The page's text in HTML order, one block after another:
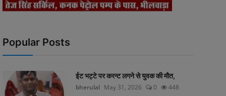
Popular Posts
ईट भट्टे पर करन्ट लगने से युवक की मौत,
bherulal May 31, 2026 0 448